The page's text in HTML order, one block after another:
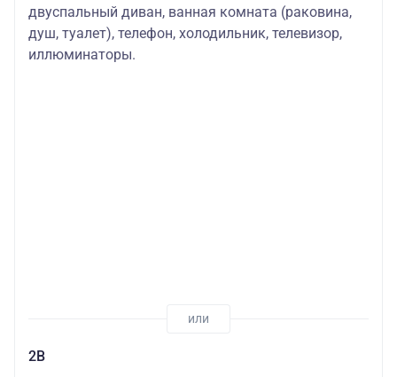
двуспальный диван, ванная комната (раковина,
душ, туалет), телефон, холодильник, телевизор,
иллюминаторы.
2В